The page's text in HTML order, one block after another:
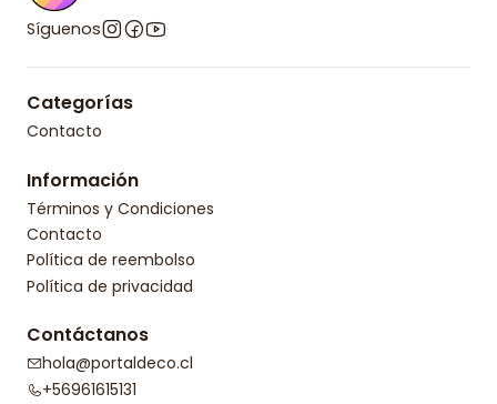
Síguenos
Categorías
Contacto
Información
Términos y Condiciones
Contacto
Política de reembolso
Política de privacidad
Contáctanos
hola@portaldeco.cl
+56961615131